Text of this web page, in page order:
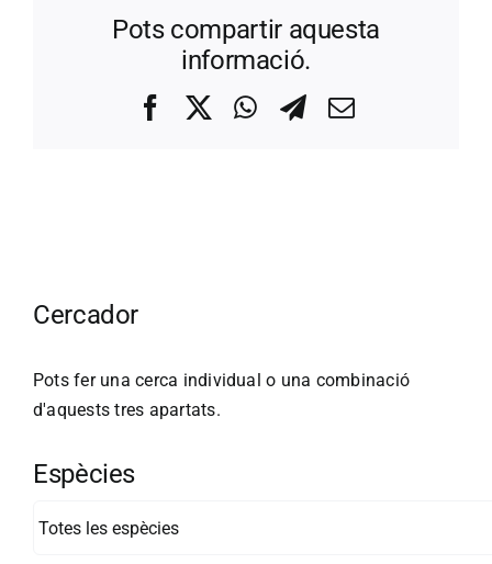
Pots compartir aquesta
informació.
FacebookWhatsApp
Telegram
Correo
Cercador
Pots fer una cerca individual o una combinació
d'aquests tres apartats.
Espècies